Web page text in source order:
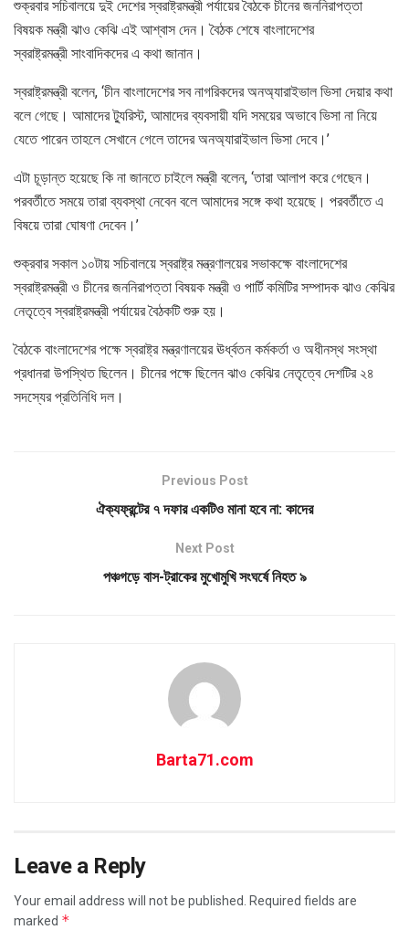
শুক্রবার সচিবালয়ে দুই দেশের স্বরাষ্ট্রমন্ত্রী পর্যায়ের বৈঠকে চীনের জননিরাপত্তা
বিষয়ক মন্ত্রী ঝাও কেঝি এই আশ্বাস দেন। বৈঠক শেষে বাংলাদেশের
স্বরাষ্ট্রমন্ত্রী সাংবাদিকদের এ কথা জানান।
স্বরাষ্ট্রমন্ত্রী বলেন, ‘চীন বাংলাদেশের সব নাগরিকদের অনঅ্যারাইভাল ভিসা দেয়ার কথা
বলে গেছে। আমাদের ট্যুরিস্ট, আমাদের ব্যবসায়ী যদি সময়ের অভাবে ভিসা না নিয়ে
যেতে পারেন তাহলে সেখানে গেলে তাদের অনঅ্যারাইভাল ভিসা দেবে।’
এটা চূড়ান্ত হয়েছে কি না জানতে চাইলে মন্ত্রী বলেন, ‘তারা আলাপ করে গেছেন।
পরবর্তীতে সময়ে তারা ব্যবস্থা নেবেন বলে আমাদের সঙ্গে কথা হয়েছে। পরবর্তীতে এ
বিষয়ে তারা ঘোষণা দেবেন।’
শুক্রবার সকাল ১০টায় সচিবালয়ে স্বরাষ্ট্র মন্ত্রণালয়ের সভাকক্ষে বাংলাদেশের
স্বরাষ্ট্রমন্ত্রী ও চীনের জননিরাপত্তা বিষয়ক মন্ত্রী ও পার্টি কমিটির সম্পাদক ঝাও কেঝির
নেতৃত্বে স্বরাষ্ট্রমন্ত্রী পর্যায়ের বৈঠকটি শুরু হয়।
বৈঠকে বাংলাদেশের পক্ষে স্বরাষ্ট্র মন্ত্রণালয়ের ঊর্ধ্বতন কর্মকর্তা ও অধীনস্থ সংস্থা
প্রধানরা উপস্থিত ছিলেন। চীনের পক্ষে ছিলেন ঝাও কেঝির নেতৃত্বে দেশটির ২৪
সদস্যের প্রতিনিধি দল।
Previous Post
ঐক্যফ্রন্টের ৭ দফার একটিও মানা হবে না: কাদের
Next Post
পঞ্চগড়ে বাস-ট্রাকের মুখোমুখি সংঘর্ষে নিহত ৯
Barta71.com
Leave a Reply
Your email address will not be published.
Required fields are
marked *